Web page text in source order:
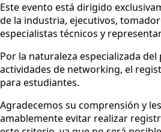
Este evento está dirigido
de la industria, ejecutivos,
especialistas técnicos y
Por la naturaleza especializada
actividades de networking, el
para estudiantes.
Agradecemos su comprensión y
amablemente evitar realizar